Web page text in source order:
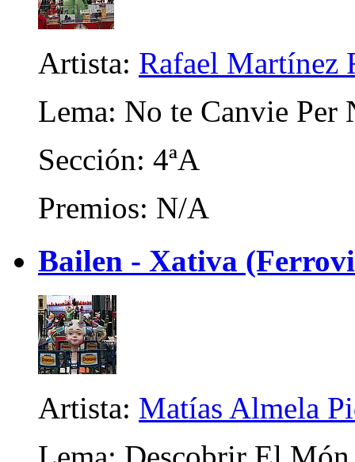
Artista: Rafael Martínez
Lema: No te Canvie Per
Sección: 4ªA
Premios: N/A
Bailen - Xativa
Artista: Matías Almela